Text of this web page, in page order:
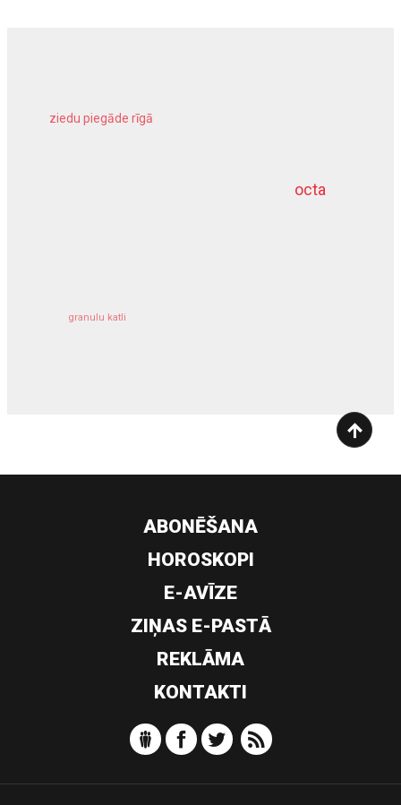
octa
ziedu piegāde rīgā
granulu katli
dziļurbums
ABONĒŠANA
HOROSKOPI
E-AVĪZE
ZIŅAS E-PASTĀ
REKLĀMA
KONTAKTI